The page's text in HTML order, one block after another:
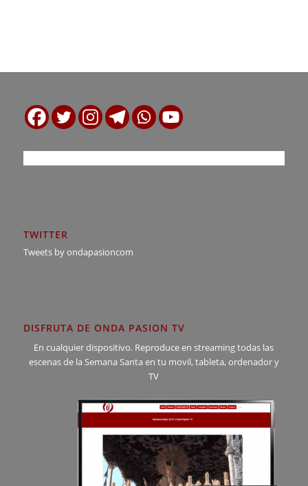
TWITTER
Tweets by ondapasioncom
DISFRUTA DE ONDA PASION TV
En cualquier dispositivo. Reproduce en streaming todas las
escenas de la Semana Santa en tu movil, tableta, ordenador y
TV